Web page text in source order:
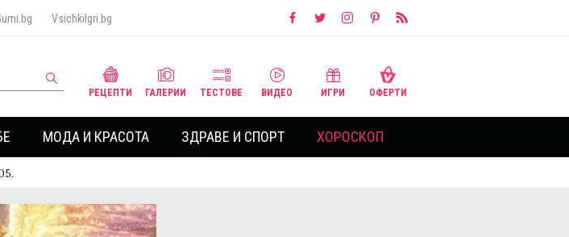
VsichkiIgri.bg
РЕЦЕПТИ ГАЛЕРИИ ТЕСТОВЕ ВИДЕО ИГРИ ОФЕРТИ
МОДА И КРАСОТА ЗДРАВЕ И СПОРТ ХОРОСКОП